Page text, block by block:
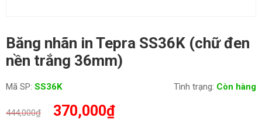
Băng nhãn in Tepra SS36K (chữ đen
nền trắng 36mm)
Mã SP: SS36K Tình trạng: Còn hàng
444,000₫ Giá
370,000₫Giá